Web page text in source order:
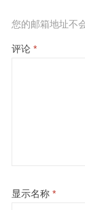
您的邮箱地址不
评论 *
显示名称 *